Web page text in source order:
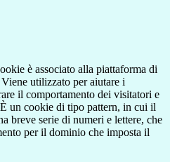
è associato alla piattaforma di
utilizzato per aiutare i
il comportamento dei visitatori e
un cookie di tipo pattern, in cui il
breve serie di numeri e lettere, che
per il dominio che imposta il